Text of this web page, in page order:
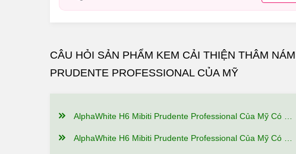
CÂU HỎI SẢN PHẨM KEM CẢI THIỆN THÂM
PRUDENTE PROFESSIONAL CỦA MỸ
AlphaWhite H6 Mibiti Prudente Professional Của Mỹ Có Công Dụng, Điểm Nổi Bật Gì?
AlphaWhite H6 Mibiti Prudente Professional Của Mỹ Có Tốt Không? Ai Đã Sử Dụng?